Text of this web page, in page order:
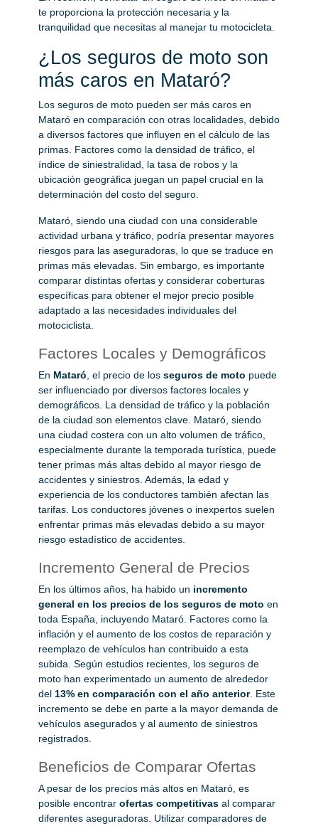
te proporciona la protección necesaria y la
tranquilidad que necesitas al manejar tu motocicleta.
¿Los seguros de moto son
más caros en Mataró?
Los seguros de moto pueden ser más caros en
Mataró en comparación con otras localidades, debido
a diversos factores que influyen en el cálculo de las
primas. Factores como la densidad de tráfico, el
índice de siniestralidad, la tasa de robos y la
ubicación geográfica juegan un papel crucial en la
determinación del costo del seguro.
Mataró, siendo una ciudad con una considerable
actividad urbana y tráfico, podría presentar mayores
riesgos para las aseguradoras, lo que se traduce en
primas más elevadas. Sin embargo, es importante
comparar distintas ofertas y considerar coberturas
específicas para obtener el mejor precio posible
adaptado a las necesidades individuales del
motociclista.
Factores Locales y Demográficos
En Mataró , el precio de los seguros de moto puede
ser influenciado por diversos factores locales y
demográficos. La densidad de tráfico y la población
de la ciudad son elementos clave. Mataró, siendo
una ciudad costera con un alto volumen de tráfico,
especialmente durante la temporada turística, puede
tener primas más altas debido al mayor riesgo de
accidentes y siniestros. Además, la edad y
experiencia de los conductores también afectan las
tarifas. Los conductores jóvenes o inexpertos suelen
enfrentar primas más elevadas debido a su mayor
riesgo estadístico de accidentes.
Incremento General de Precios
En los últimos años, ha habido un incremento
general en los precios de los seguros de moto en
toda España, incluyendo Mataró. Factores como la
inflación y el aumento de los costos de reparación y
reemplazo de vehículos han contribuido a esta
subida. Según estudios recientes, los seguros de
moto han experimentado un aumento de alrededor
del 13% en comparación con el año anterior. Este
incremento se debe en parte a la mayor demanda de
vehículos asegurados y al aumento de siniestros
registrados.
Beneficios de Comparar Ofertas
A pesar de los precios más altos en Mataró, es
posible encontrar ofertas competitivas al comparar
diferentes aseguradoras. Utilizar comparadores de